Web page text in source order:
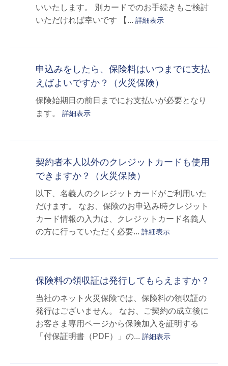
いいたします。 別カードでのお手続きもご検討
いただければ幸いです 【... 詳細表示
申込みをしたら、保険料はいつまでに支払
えばよいですか？（火災保険）
保険始期日の前日までにお支払いが必要となり
ます。 詳細表示
契約者本人以外のクレジットカードも使用
できますか？（火災保険）
以下、名義人のクレジットカードがご利用いた
だけます。 なお、保険のお申込み時クレジット
カード情報の入力は、クレジットカード名義人
の方に行っていただく必要... 詳細表示
保険料の領収証は発行してもらえますか？
当社のネット火災保険では、保険料の領収証の
発行はございません。 なお、ご契約の成立後に
お客さま専用ページから保険加入を証明する
「付保証明書（PDF）」の... 詳細表示